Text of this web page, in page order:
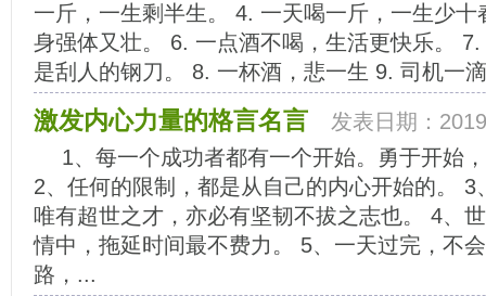
一斤，一生剩半生。 4. 一天喝一斤，一生少
身强体又壮。 6. 一点酒不喝，生活更快乐。
是刮人的钢刀。 8. 一杯酒，悲一生 9. 司机一
激发内心力量的格言名言
发表日期：
1、每一个成功者都有一个开始。勇于开始
2、任何的限制，都是从自己的内心开始的。 3
唯有超世之才，亦必有坚韧不拔之志也。 4、
情中，拖延时间最不费力。 5、一天过完，不
路，...